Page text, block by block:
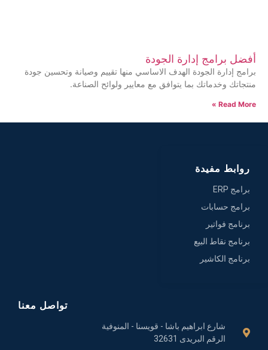
أفضل برامج إدارة الجودة
برامج إدارة الجودة الهدف الاساسي منها تقييم وصيانة وتحسين جودة
منتجاتك وخدماتك بما يتوافق مع معايير ولوائح الصناعة.
Read More »
تواصل معنا
شارع ابراهيم باشا - قويسنا - المنوفية
الرقم البريدى 32631
روابط مفيدة
برامج ERP
برامج حسابات
برنامج فواتير
برنامج نقاط البيع
برنامج الكاشير